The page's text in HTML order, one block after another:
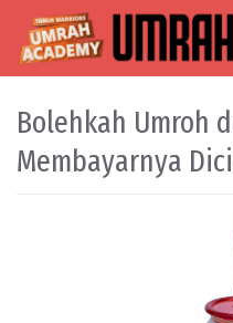
Skip to content
Main Navigation
Bolehkah Umroh
Membayarnya